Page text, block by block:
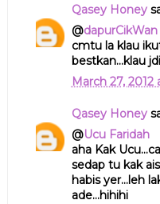
Qasey Honey
@dapurCikWan
cmtu la klau
bestkan...klau jdi
March 27, 2012
Qasey Honey
@Ucu Faridah
aha Kak
sedap tu kak
habis yer...leh
ade...hihihi